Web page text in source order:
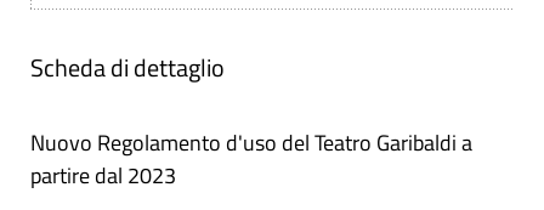
Scheda di dettaglio
Nuovo Regolamento d'uso del Teatro Garibaldi a
partire dal 2023